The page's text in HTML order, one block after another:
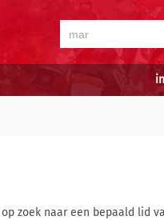
zoek naar een bepaald lid